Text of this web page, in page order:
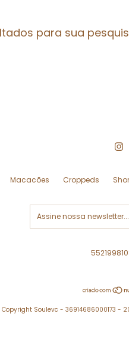
para sua
Macacões Croppeds
Copyright Soulevc - 36914686000173 -